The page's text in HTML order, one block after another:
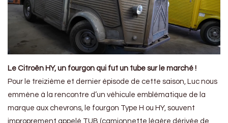
Le Citroën HY, un fourgon qui fut un tube sur le marché !
Pour le treizième et dernier épisode de cette saison, Luc nous
emmène à la rencontre d’un véhicule emblématique de la
marque aux chevrons, le fourgon Type H ou HY, souvent
improprement appelé TUB (camionnette légère dérivée de